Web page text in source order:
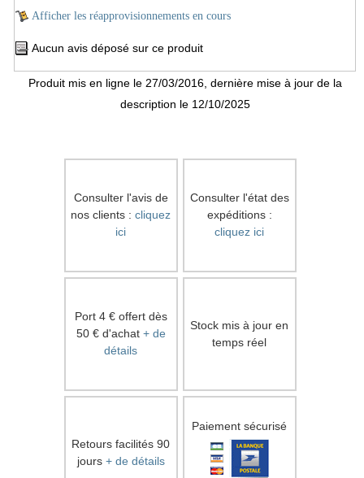
Afficher les réapprovisionnements en cours
Aucun avis déposé sur ce produit
Produit mis en ligne le 27/03/2016, dernière mise à jour de la
description le 12/10/2025
Consulter l'avis de
nos clients : cliquez
ici
Consulter l'état des
expéditions :
cliquez ici
Port 4 € offert dès
50 € d'achat + de
détails
Stock mis à jour en
temps réel
Retours facilités 90
jours + de détails
Paiement sécurisé